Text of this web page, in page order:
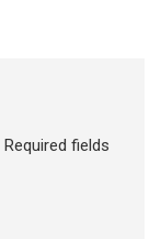
Required fields